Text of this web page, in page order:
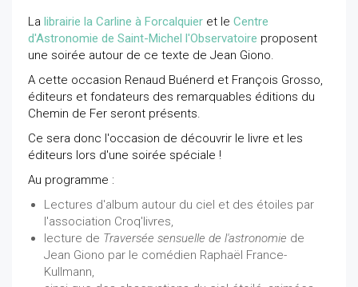
La librairie la Carline à Forcalquier et le Centre
d'Astronomie de Saint-Michel l'Observatoire proposent
une soirée autour de ce texte de Jean Giono.
A cette occasion Renaud Buénerd et François Grosso,
éditeurs et fondateurs des remarquables éditions du
Chemin de Fer seront présents.
Ce sera donc l'occasion de découvrir le livre et les
éditeurs lors d'une soirée spéciale !
Au programme :
Lectures d'album autour du ciel et des étoiles par
l'association Croq'livres,
lecture de Traversée sensuelle de l'astronomie de
Jean Giono par le comédien Raphaël France-
Kullmann,